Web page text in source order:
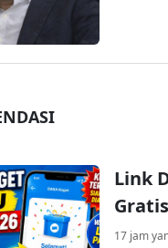
Link
17 jam